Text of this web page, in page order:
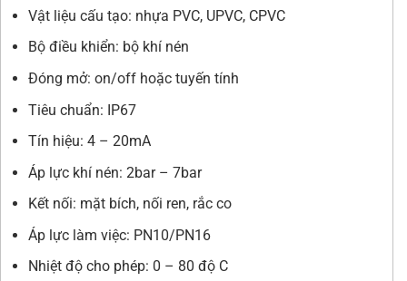
Vật liệu cấu tạo: nhựa PVC, UPVC, CPVC
Bộ điều khiển: bộ khí nén
Đóng mở: on/off hoặc tuyến tính
Tiêu chuẩn: IP67
Tín hiệu: 4 – 20mA
Áp lực khí nén: 2bar – 7bar
Kết nối: mặt bích, nối ren, rắc co
Áp lực làm việc: PN10/PN16
Nhiệt độ cho phép: 0 – 80 độ C